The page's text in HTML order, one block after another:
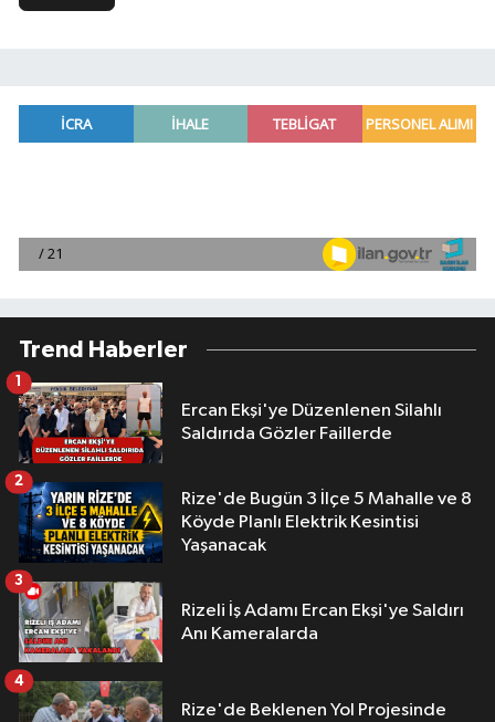
Trend Haberler
Ercan Ekşi'ye Düzenlenen Silahlı
Saldırıda Gözler Faillerde
1
Rize'de Bugün 3 İlçe 5 Mahalle ve 8
Köyde Planlı Elektrik Kesintisi
Yaşanacak
2
Rizeli İş Adamı Ercan Ekşi'ye Saldırı
Anı Kameralarda
3
Rize'de Beklenen Yol Projesinde
4